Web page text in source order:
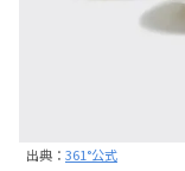
出典： 361°公式